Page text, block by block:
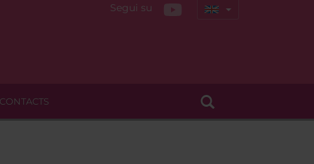
Segui su
CONTACTS